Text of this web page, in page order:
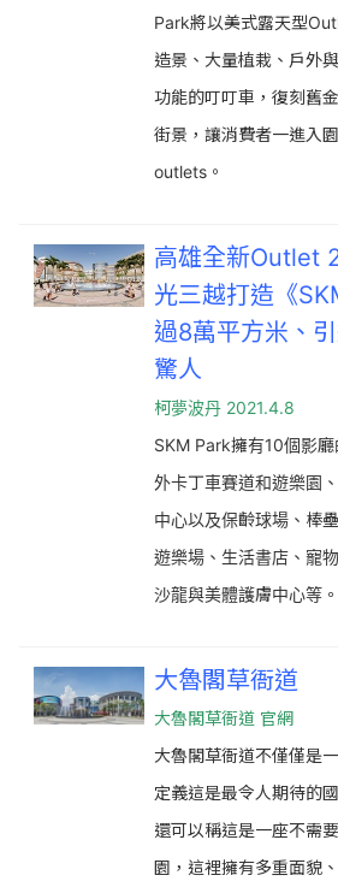
Park將以美式露天型
造景、大量植栽、戶外
功能的叮叮車，復刻舊
街景，讓消費者一進入
outlets。
高雄全新Outlet
光三越打造《
過8萬平方米、
驚人
柯夢波丹 2021.4.8
SKM Park擁有10個影
外卡丁車賽道和遊樂園
中心以及保齡球場、棒
遊樂場、生活書店、寵
沙龍與美體護膚中心等
大魯閣草衙道
大魯閣草衙道 官網
大魯閣草衙道不僅僅是
定義這是最令人期待的
還可以稱這是一座不需
園，這裡擁有多重面貌